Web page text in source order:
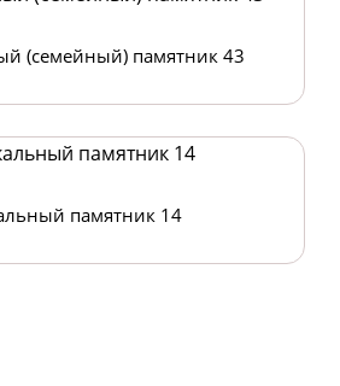
(семейный) памятник 43
памятник 14